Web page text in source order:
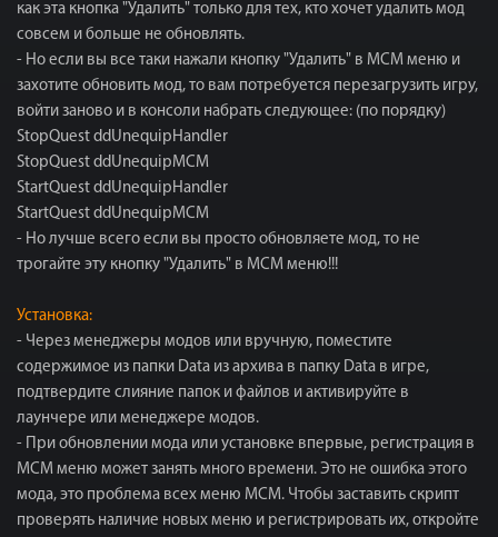
как эта кнопка "Удалить" только для тех, кто хочет удалить мод
совсем и больше не обновлять.
- Но если вы все таки нажали кнопку "Удалить" в МСМ меню и
захотите обновить мод, то вам потребуется перезагрузить игру,
войти заново и в консоли набрать следующее: (по порядку)
StopQuest ddUnequipHandler
StopQuest ddUnequipMCM
StartQuest ddUnequipHandler
StartQuest ddUnequipMCM
- Но лучше всего если вы просто обновляете мод, то не
трогайте эту кнопку "Удалить" в МСМ меню!!!
Установка:
- Через менеджеры модов или вручную, поместите
содержимое из папки Data из архива в папку Data в игре,
подтвердите слияние папок и файлов и активируйте в
лаунчере или менеджере модов.
- При обновлении мода или установке впервые, регистрация в
MCM меню может занять много времени. Это не ошибка этого
мода, это проблема всех меню MCM. Чтобы заставить скрипт
проверять наличие новых меню и регистрировать их, откройте